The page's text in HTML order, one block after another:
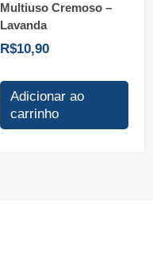
Multiuso Cremoso –
Lavanda
R$10,90
Adicionar ao
carrinho